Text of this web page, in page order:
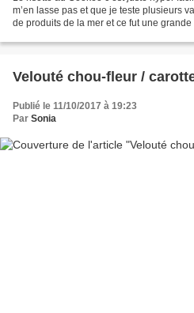
m’en lasse pas et que je teste plusieurs
de produits de la mer et ce fut une
Velouté chou-fleur /
Publié le 11/10/2017 à 19:23
Par Sonia